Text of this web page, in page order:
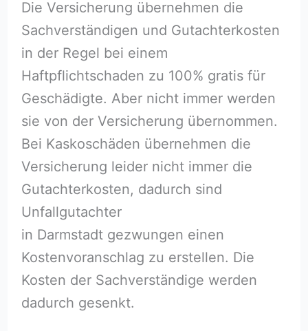
Die Versicherung übernehmen die
Sachverständigen und Gutachterkosten
in der Regel bei einem
Haftpflichtschaden zu 100% gratis für
Geschädigte. Aber nicht immer werden
sie von der Versicherung übernommen.
Bei Kaskoschäden übernehmen die
Versicherung leider nicht immer die
Gutachterkosten, dadurch sind
Unfallgutachter
in Darmstadt gezwungen einen
Kostenvoranschlag zu erstellen. Die
Kosten der Sachverständige werden
dadurch gesenkt.